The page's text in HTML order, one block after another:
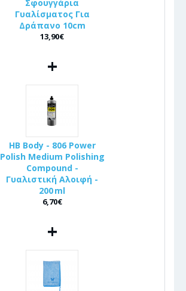
Σφουγγάρια
Γυαλίσματος Για
Δράπανο 10cm
13,90€
+
HB Body - 806 Power
Polish Medium Polishing
Compound -
Γυαλιστική Αλοιφή -
200 ml
6,70€
+